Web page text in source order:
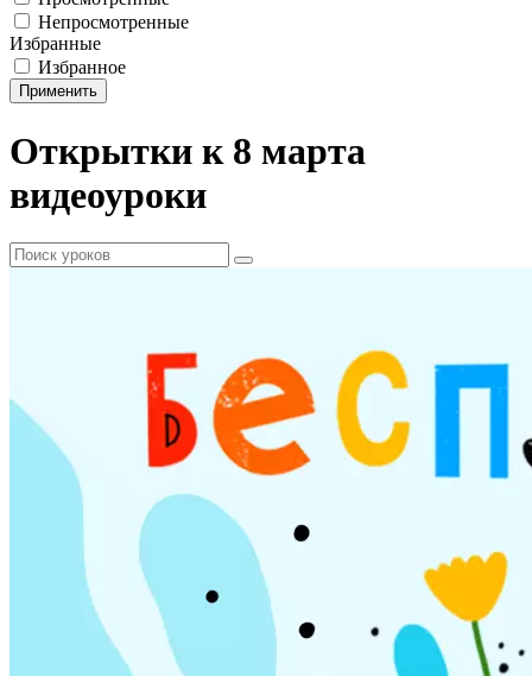
Непросмотренные
Избранные
Избранное
Применить
Открытки к 8 марта
видеоуроки